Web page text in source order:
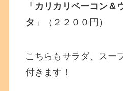
「 カリカリベーコン＆
タ 」（２２００円）
こちらもサラダ、スー
付きます！